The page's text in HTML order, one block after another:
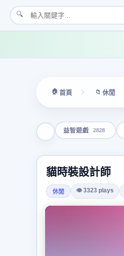
🔍
🏠 首頁 📁 休閒
益智遊戲 2828
貓時裝設計師
休閒 👁 3323 plays